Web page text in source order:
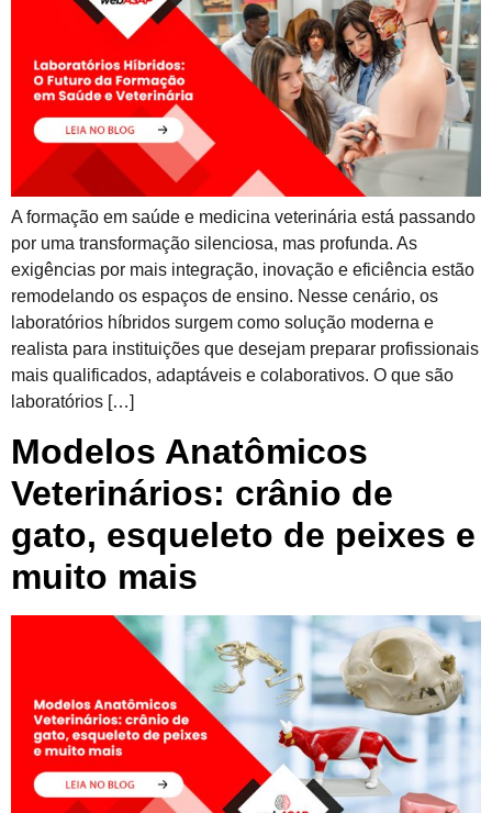
A formação em saúde e medicina veterinária está passando
por uma transformação silenciosa, mas profunda. As
exigências por mais integração, inovação e eficiência estão
remodelando os espaços de ensino. Nesse cenário, os
laboratórios híbridos surgem como solução moderna e
realista para instituições que desejam preparar profissionais
mais qualificados, adaptáveis e colaborativos. O que são
laboratórios […]
Modelos Anatômicos
Veterinários: crânio de
gato, esqueleto de peixes e
muito mais